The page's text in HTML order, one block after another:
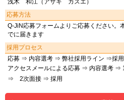
浅木 和江（アサキ カズエ）
応募方法
Q-JiN応募フォームよりご応募ください。
でに届きます
採用プロセス
応募 ⇒ 内容選考 ⇒ 弊社採用ライン ⇒採用
アクセスメールによる応募 ⇒ 内容選考
⇒ 2次面接 ⇒ 採用